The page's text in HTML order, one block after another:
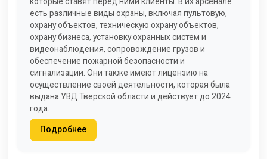
есть различные виды охраны, включая пультовую,
охрану объектов, техническую охрану объектов,
охрану бизнеса, установку охранных систем и
видеонаблюдения, сопровождение грузов и
обеспечение пожарной безопасности и
сигнализации. Они также имеют лицензию на
осуществление своей деятельности, которая была
выдана УВД Тверской области и действует до 2024
года.
Подробнее